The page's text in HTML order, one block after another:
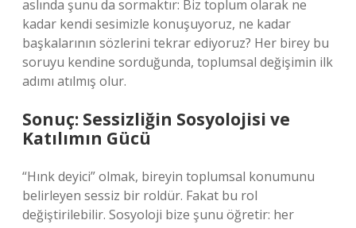
aslında şunu da sormaktır: Biz toplum olarak ne
kadar kendi sesimizle konuşuyoruz, ne kadar
başkalarının sözlerini tekrar ediyoruz? Her birey bu
soruyu kendine sorduğunda, toplumsal değişimin ilk
adımı atılmış olur.
Sonuç: Sessizliğin Sosyolojisi ve
Katılımın Gücü
“Hınk deyici” olmak, bireyin toplumsal konumunu
belirleyen sessiz bir roldür. Fakat bu rol
değiştirilebilir. Sosyoloji bize şunu öğretir: her